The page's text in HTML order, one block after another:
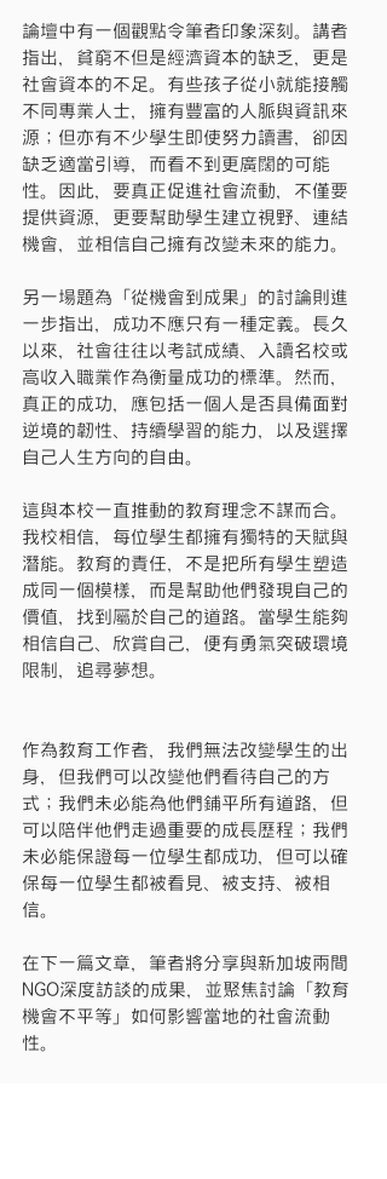
論壇中有一個觀點令筆者印象深刻。講者
指出，貧窮不但是經濟資本的缺乏，更是
社會資本的不足。有些孩子從小就能接觸
不同專業人士，擁有豐富的人脈與資訊來
源；但亦有不少學生即使努力讀書，卻因
缺乏適當引導，而看不到更廣闊的可能
性。因此，要真正促進社會流動，不僅要
提供資源，更要幫助學生建立視野、連結
機會，並相信自己擁有改變未來的能力。
另一場題為「從機會到成果」的討論則進
一步指出，成功不應只有一種定義。長久
以來，社會往往以考試成績、入讀名校或
高收入職業作為衡量成功的標準。然而，
真正的成功，應包括一個人是否具備面對
逆境的韌性、持續學習的能力，以及選擇
自己人生方向的自由。
這與本校一直推動的教育理念不謀而合。
我校相信，每位學生都擁有獨特的天賦與
潛能。教育的責任，不是把所有學生塑造
成同一個模樣，而是幫助他們發現自己的
價值，找到屬於自己的道路。當學生能夠
相信自己、欣賞自己，便有勇氣突破環境
限制，追尋夢想。
作為教育工作者，我們無法改變學生的出
身，但我們可以改變他們看待自己的方
式；我們未必能為他們鋪平所有道路，但
可以陪伴他們走過重要的成長歷程；我們
未必能保證每一位學生都成功，但可以確
保每一位學生都被看見、被支持、被相
信。
在下一篇文章，筆者將分享與新加坡兩間
NGO深度訪談的成果，並聚焦討論「教育
機會不平等」如何影響當地的社會流動
性。